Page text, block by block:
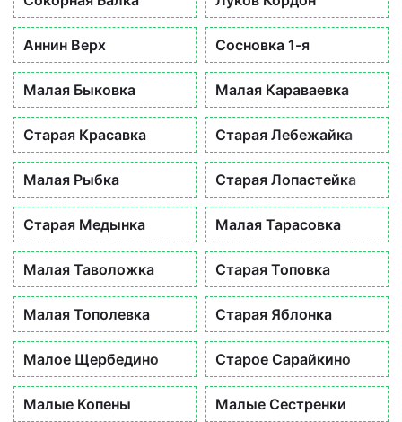
Аннин Верх Сосновка 1-я
Малая Быковка Малая Караваевка
Старая Красавка Старая Лебежайка
Малая Рыбка Старая Лопастейка
Старая Медынка Малая Тарасовка
Малая Таволожка Старая Топовка
Малая Тополевка Старая Яблонка
Малое Щербедино Старое Сарайкино
Малые Копены Малые Сестренки